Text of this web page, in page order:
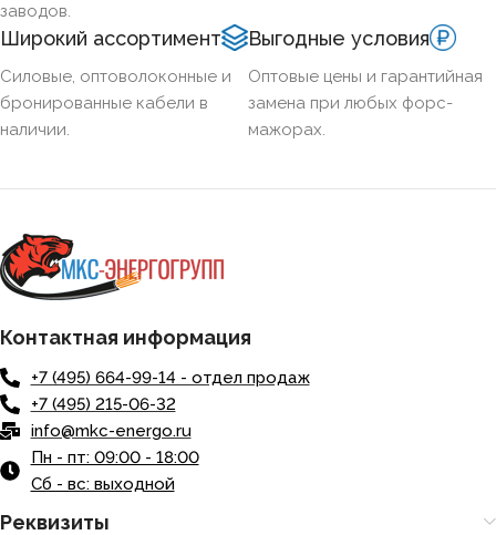
заводов.
Широкий ассортимент
Силовые, оптоволоконные и
бронированные кабели в
наличии.
Выгодные условия
Оптовые цены и гарантийная
замена при любых форс-
мажорах.
Контактная информация
+7 (495) 664-99-14 - отдел продаж
+7 (495) 215-06-32
info@mkc-energo.ru
Пн - пт: 09:00 - 18:00
Сб - вс: выходной
Реквизиты